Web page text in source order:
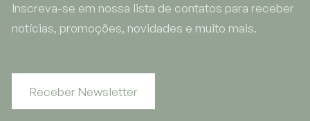
Inscreva-se em nossa lista de contatos para receber
notícias, promoções, novidades e muito mais.
Receber Newsletter